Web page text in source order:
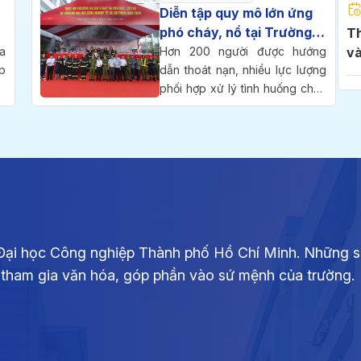
thành lập trường.
Diễn tập quy mô lớn ứng
phó cháy, nổ tại Trường
Đại học Công nghiệp
TP.HCM
Hơn 200 người được hướng
dẫn thoát nạn, nhiều lực lượng
phối hợp xử lý tình huống cháy
kép tại tầng hầm và tòa nhà
nạn, cứu hộ quy mô cấp Công
Thông báo
học Công nghiệp Thành phố Hồ Chí Minh. Những
gia văn hóa, góp phần vào sứ mệnh của trường.